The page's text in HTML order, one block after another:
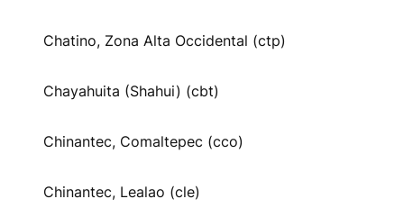
Chatino, Zona Alta Occidental (ctp)
Chayahuita (Shahui) (cbt)
Chinantec, Comaltepec (cco)
Chinantec, Lealao (cle)